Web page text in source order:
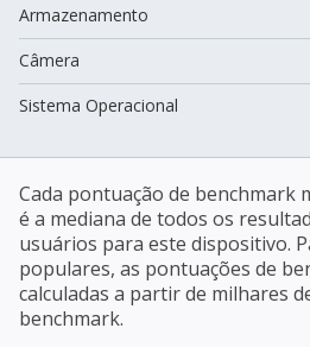
Armazenamento
Câmera
Sistema Operacional
Cada pontuação de benchmark
é a mediana de todos os
usuários para este dispositivo.
populares, as pontuações de
calculadas a partir de milhares
benchmark.